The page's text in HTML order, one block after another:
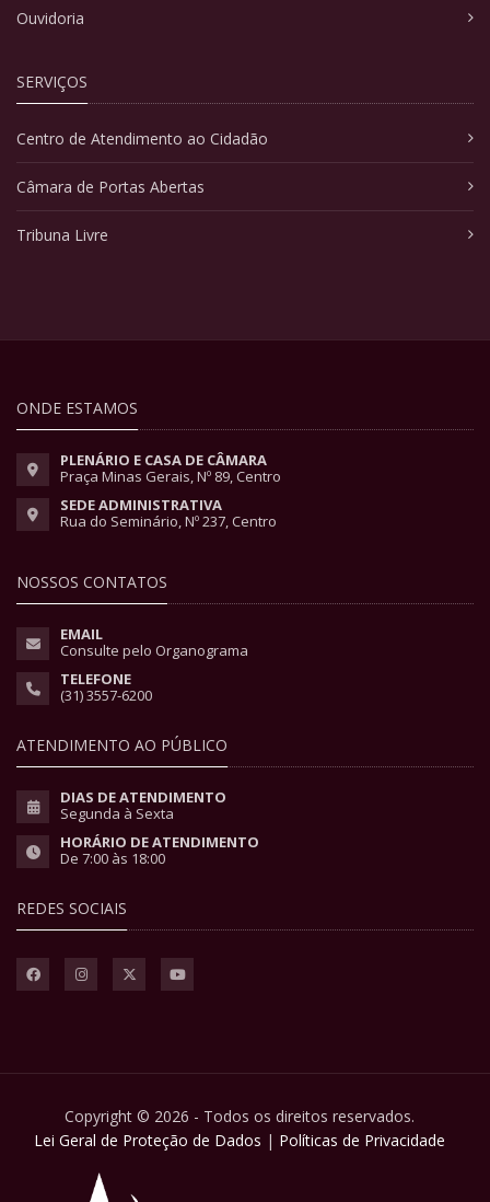
Ouvidoria
SERVIÇOS
Centro de Atendimento ao Cidadão
Câmara de Portas Abertas
Tribuna Livre
ONDE ESTAMOS
PLENÁRIO E CASA DE CÂMARA
Praça Minas Gerais, Nº 89, Centro
SEDE ADMINISTRATIVA
Rua do Seminário, Nº 237, Centro
NOSSOS CONTATOS
EMAIL
Consulte pelo Organograma
TELEFONE
(31) 3557-6200
ATENDIMENTO AO PÚBLICO
DIAS DE ATENDIMENTO
Segunda à Sexta
HORÁRIO DE ATENDIMENTO
De 7:00 às 18:00
REDES SOCIAIS
Copyright © 2026 - Todos os direitos reservados.
Lei Geral de Proteção de Dados | Políticas de Privacidade